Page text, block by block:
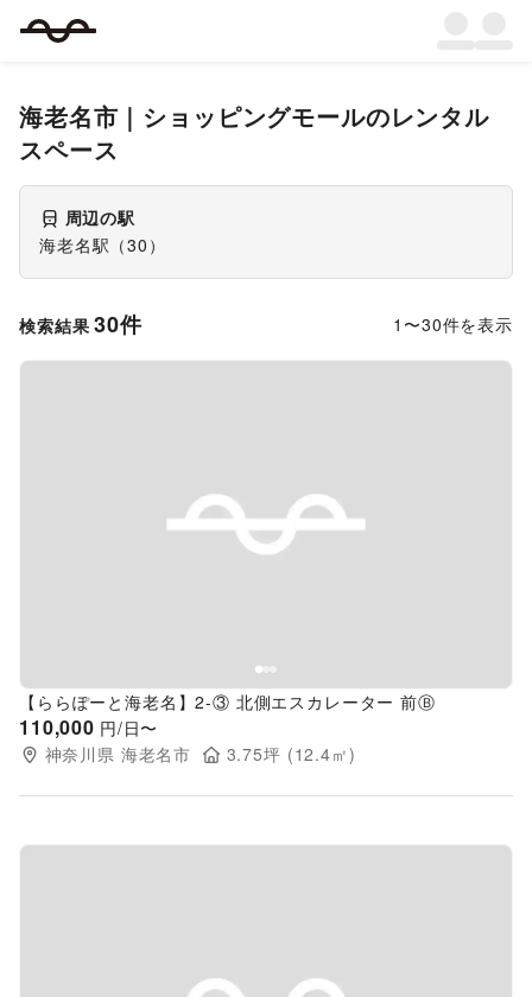
海老名市 ｜ ショッピングモールのレンタル
スペース
周辺の駅
海老名駅 （30 ）
検索結果 30件 1 〜30件を表示
Previous slide
【ららぽーと海老名】2-③ 北側エスカレーター 前Ⓑ
110,000 円/日〜
神奈川県 海老名市 3.75坪 (12.4㎡)